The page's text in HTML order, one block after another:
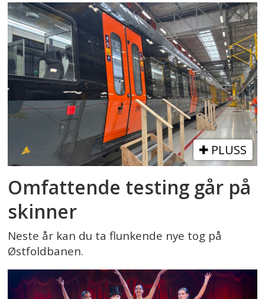
PLUSS
Omfattende testing går på
skinner
Neste år kan du ta flunkende nye tog på
Østfoldbanen.